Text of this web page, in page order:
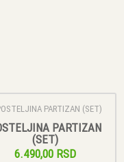
PARTIZAN
(SET)
6.490,00 RSD